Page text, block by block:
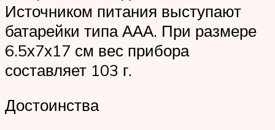
Источником питания выступают
батарейки типа ААА. При размере
6.5х7х17 см вес прибора
составляет 103 г.
Достоинства